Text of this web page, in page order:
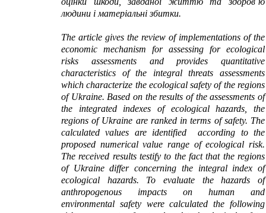
людини і матеріальні збитки.
The article gives the review of implementations of the
economic mechanism for assessing for ecological
risks assessments and provides quantitative
characteristics of the integral threats assessments
which characterize the ecological safety of the regions
of Ukraine. Based on the results of the assessments of
the integrated indexes of ecological hazards, the
regions of Ukraine are ranked in terms of safety. The
calculated values are identified according to the
proposed numerical value range of ecological risk.
The received results testify to the fact that the regions
of Ukraine differ concerning the integral index of
ecological hazards. To evaluate the hazards of
anthropogenous impacts on human and
environmental safety were calculated the following